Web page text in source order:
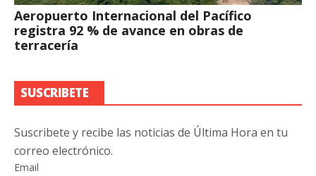
Aeropuerto Internacional del Pacífico
registra 92 % de avance en obras de
terracería
SUSCRIBETE
Suscribete y recibe las noticias de Última Hora en tu
correo electrónico.
Email